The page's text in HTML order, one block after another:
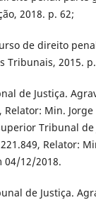
2018. p. 62;
de direito
Tribunais, 2015.
de Justiça.
Relator: Min.
Tribunal
Relator:
04/12/2018.
de Justiça.